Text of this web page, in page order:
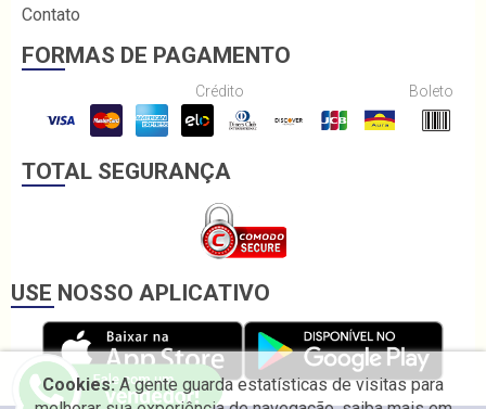
Contato
FORMAS DE PAGAMENTO
Crédito Boleto
TOTAL SEGURANÇA
USE NOSSO APLICATIVO
Cookies:A gente guarda estatísticas de visitas para